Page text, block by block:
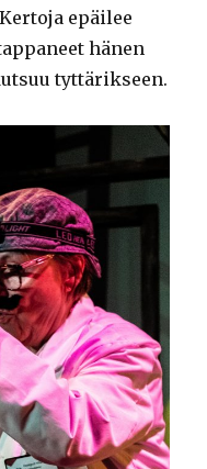
epäilee
hänen
tyttärikseen.